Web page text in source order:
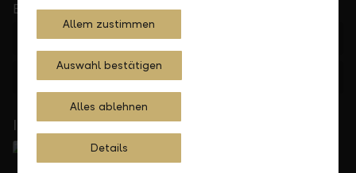
bis 17.30 Uhr
+423 236 88 11
Feedback
In Ihrer Nähe
Allem zustimmen
Auswahl bestätigen
Alles ablehnen
Details